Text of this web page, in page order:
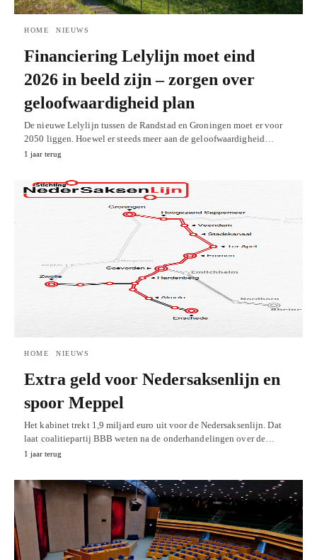
HOME NIEUWS
Financiering Lelylijn moet eind
2026 in beeld zijn – zorgen over
geloofwaardigheid plan
De nieuwe Lelylijn tussen de Randstad en Groningen moet er voor
2050 liggen. Hoewel er steeds meer aan de geloofwaardigheid…
1 jaar terug
HOME NIEUWS
Extra geld voor Nedersaksenlijn en
spoor Meppel
Het kabinet trekt 1,9 miljard euro uit voor de Nedersaksenlijn. Dat
laat coalitiepartij BBB weten na de onderhandelingen over de…
1 jaar terug